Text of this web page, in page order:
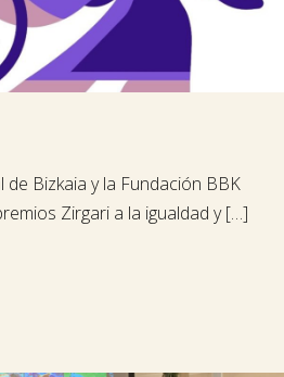
Bizkaia y la Fundación BBK
Zirgari a la igualdad y […]